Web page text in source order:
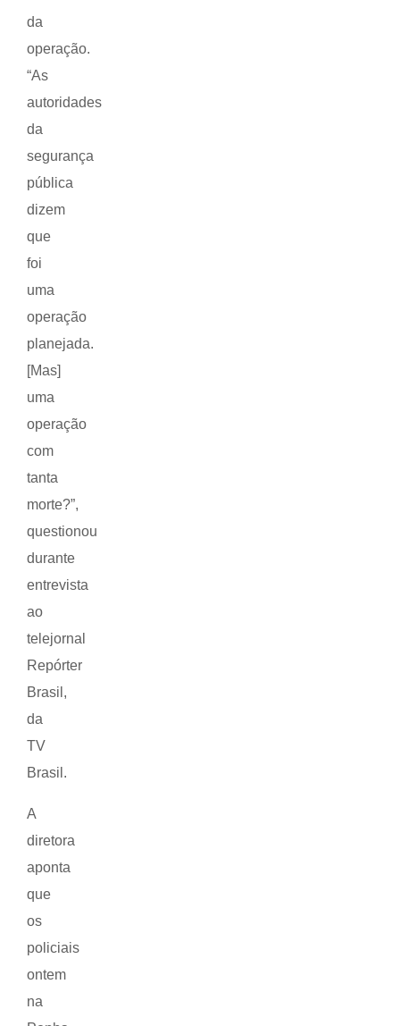
da
operação.
“As
autoridades
da
segurança
pública
dizem
que
foi
uma
operação
planejada.
[Mas]
uma
operação
com
tanta
morte?”,
questionou
durante
entrevista
ao
telejornal
Repórter
Brasil,
da
TV
Brasil.
A
diretora
aponta
que
os
policiais
ontem
na